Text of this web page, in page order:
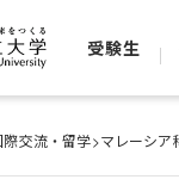
受験生
際交流・留学>マレーシア